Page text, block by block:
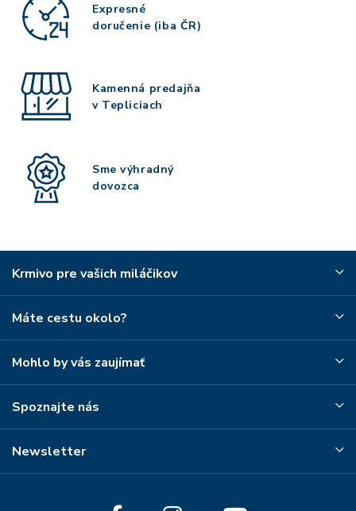
Expresné
doručenie (iba ČR)
Kamenná predajňa
v Tepliciach
Sme výhradný
dovozca
Krmivo pre vašich miláčikov
Máte cestu okolo?
Mohlo by vás zaujímať
Spoznajte nás
Newsletter